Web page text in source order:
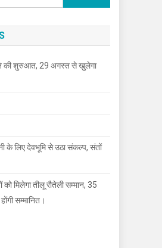
for:
की शुरुआत, 29 अगस्त से खुलेगा
के लिए देवभूमि से उठा संकल्प, संतों
मिलेगा तीलू रौतेली सम्मान, 35
सम्मानित।